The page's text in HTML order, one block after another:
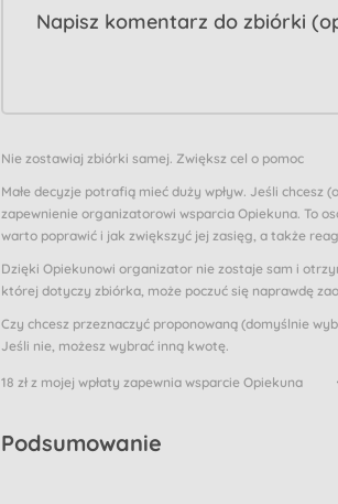
Nie zostawiaj zbiórki samej. Zwiększ cel o pomoc
Małe decyzje potrafią mieć duży wpływ. Jeśli chcesz
zapewnienie organizatorowi wsparcia Opiekuna. To
warto poprawić i jak zwiększyć jej zasięg, a także
Dzięki Opiekunowi organizator nie zostaje sam i
której dotyczy zbiórka, może poczuć się naprawdę
Czy chcesz przeznaczyć proponowaną (domyślnie
Jeśli nie, możesz wybrać inną kwotę.
18 zł z mojej wpłaty zapewnia wsparcie Opiekuna
Podsumowanie